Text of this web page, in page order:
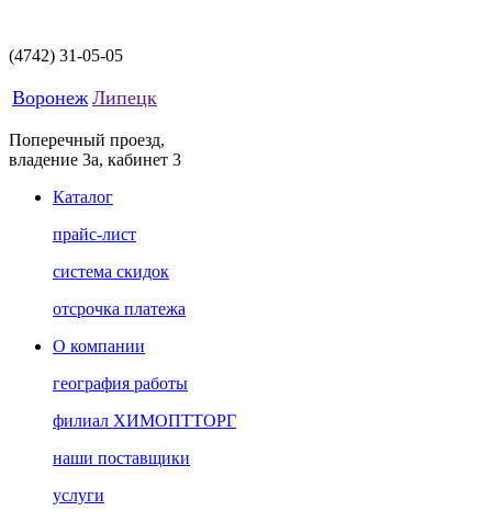
(4742) 31-05-05
Воронеж Липецк
Поперечный проезд,
владение 3а, кабинет 3
Каталог
прайс-лист
система скидок
отсрочка платежа
О компании
география работы
филиал ХИМОПТТОРГ
наши поставщики
услуги